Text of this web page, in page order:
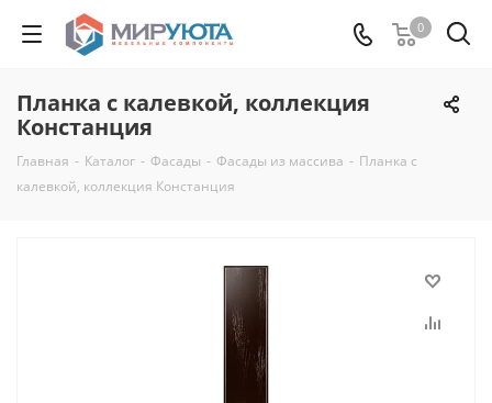
0
Планка с калевкой, коллекция
Констанция
Главная - Каталог - Фасады - Фасады из массива - Планка с
калевкой, коллекция Констанция